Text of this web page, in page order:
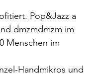
Pop&Jazz a
dmzmdmzm im
Menschen im
Handmikros und